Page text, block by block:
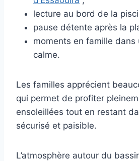
lecture au bord de la
pause détente après la
moments en famille dans
calme.
Les familles apprécient
qui permet de profiter
ensoleillées tout en restant
sécurisé et paisible.
L’atmosphère autour du